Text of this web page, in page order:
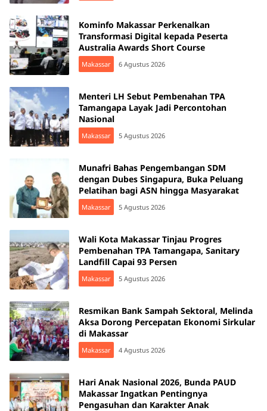
Kominfo Makassar Perkenalkan
Transformasi Digital kepada Peserta
Australia Awards Short Course
Makassar 6 Agustus 2026
Menteri LH Sebut Pembenahan TPA
Tamangapa Layak Jadi Percontohan
Nasional
Makassar 5 Agustus 2026
Munafri Bahas Pengembangan SDM
dengan Dubes Singapura, Buka Peluang
Pelatihan bagi ASN hingga Masyarakat
Makassar 5 Agustus 2026
Wali Kota Makassar Tinjau Progres
Pembenahan TPA Tamangapa, Sanitary
Landfill Capai 93 Persen
Makassar 5 Agustus 2026
Resmikan Bank Sampah Sektoral, Melinda
Aksa Dorong Percepatan Ekonomi Sirkular
di Makassar
Makassar 4 Agustus 2026
Hari Anak Nasional 2026, Bunda PAUD
Makassar Ingatkan Pentingnya
Pengasuhan dan Karakter Anak